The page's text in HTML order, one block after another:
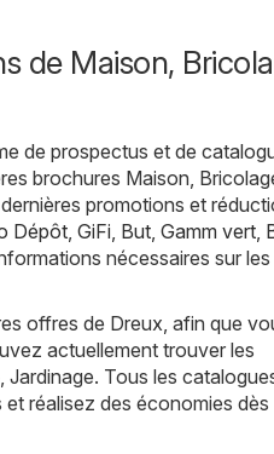
de Maison,
de prospectus et de
brochures Maison,
promotions et
Dépôt GiFi But Gamm vert
nécessaires sur
offres de Dreux, afin que
actuellement trouver les
Tous les
réalisez des économies dès